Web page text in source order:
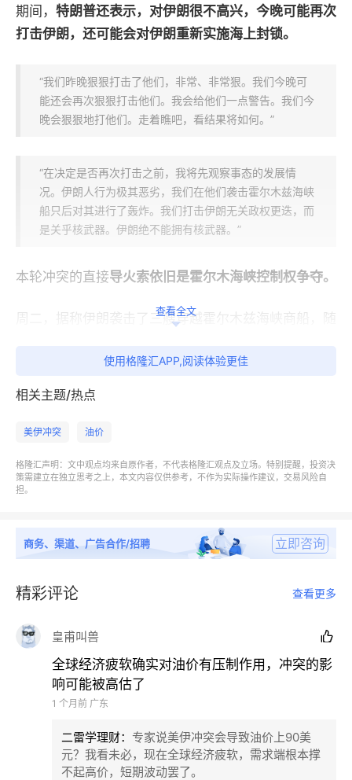
期间， 特朗普还表示，对伊朗很不高兴，今晚可能再次
打击伊朗，还可能会对伊朗重新实施海上封锁。
“我们昨晚狠狠打击了他们，非常、非常狠。我们今晚可
能还会再次狠狠打击他们。我会给他们一点警告。我们今
晚会狠狠地打他们。走着瞧吧，看结果将如何。”
“在决定是否再次打击之前，我将先观察事态的发展情
况。伊朗人行为极其恶劣，我们在他们袭击霍尔木兹海峡
船只后对其进行了轰炸。我们打击伊朗无关政权更迭，而
是关乎核武器。伊朗绝不能拥有核武器。”
本轮冲突的直接导火索依旧是霍尔木海峡控制权争夺。
周二，据称伊朗袭击了三艘穿越霍尔木兹海峡商船，随
双方停火协议。
统、指挥控制网络、海岸雷达站点、反舰导弹能力，以
及逾60艘革命卫队小型快艇。
同日，美国财政部还撤销了对伊朗石油销售的豁免。
报复。
8日， 伊朗外交部发表声明称，
伊方已对位于巴林和科
威特的美国军事设施发动报复性打击。
伊朗革命卫队也表示，已“摧毁”美军在中东地区85处重
要设施，并谴责美国“背约”重启石油制裁。
伊朗重申任何情况下都不允许美方干涉霍尔木兹海峡管
查看全文
使用格隆汇APP,阅读体验更佳
相关主题/热点
美伊冲突 油价
格隆汇声明：文中观点均来自原作者，不代表格隆汇观点及立场。特别提醒，投资决
策需建立在独立思考之上，本文内容仅供参考，不作为实际操作建议，交易风险自
担。
商务、渠道、广告合作/招聘 立即咨询
精彩评论 查看更多
皇甫叫兽 
全球经济疲软确实对油价有压制作用，冲突的影
响可能被高估了
1 个月前 广东
二雷学理财： 专家说美伊冲突会导致油价上90美
元？我看未必，现在全球经济疲软，需求端根本撑
不起高价，短期波动罢了。